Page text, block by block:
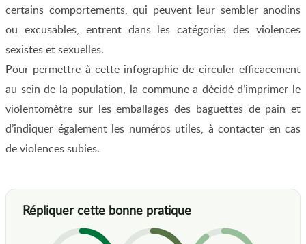
certains comportements, qui peuvent leur sembler anodins
ou excusables, entrent dans les catégories des violences
sexistes et sexuelles.
Pour permettre à cette infographie de circuler efficacement
au sein de la population, la commune a décidé d’imprimer le
violentomètre sur les emballages des baguettes de pain et
d’indiquer également les numéros utiles, à contacter en cas
de violences subies.